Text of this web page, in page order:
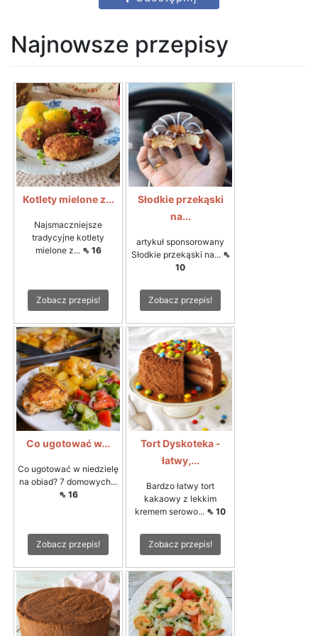
Najnowsze przepisy
Kotlety mielone z...
Najsmaczniejsze
tradycyjne kotlety
mielone z... ⇖ 16
Zobacz przepis!
Słodkie przekąski
na...
artykuł sponsorowany
Słodkie przekąski na... ⇖
10
Zobacz przepis!
Co ugotować w...
Co ugotować w niedzielę
na obiad? 7 domowych...
⇖ 16
Zobacz przepis!
Tort Dyskoteka -
łatwy,...
Bardzo łatwy tort
kakaowy z lekkim
kremem serowo... ⇖ 10
Zobacz przepis!